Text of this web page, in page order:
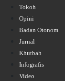
Tokoh
Opini
Badan Otonom
Jurnal
Khutbah
Infografis
Video